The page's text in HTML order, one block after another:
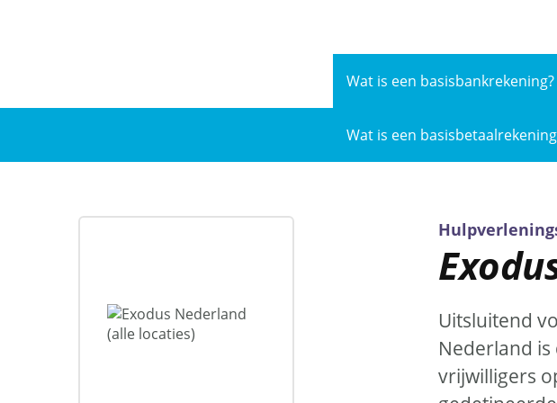
Wat is een basis­bankrekening?
Wat is een
Uitsluitend
Nederland
vrijwilligers